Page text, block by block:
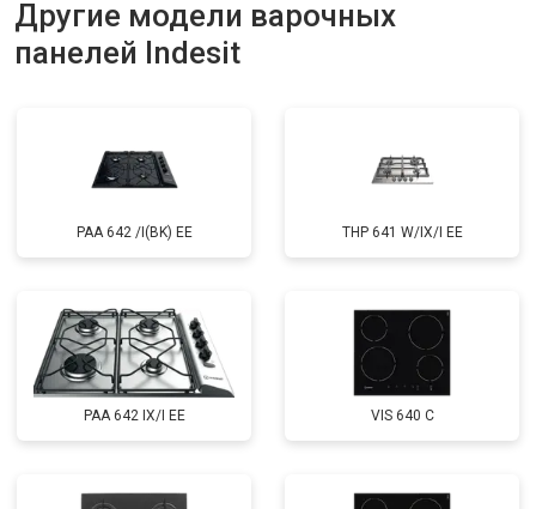
Другие модели варочных
панелей Indesit
PAA 642 /I(BK) EE THP 641 W/IX/I EE
PAA 642 IX/I EE VIS 640 C